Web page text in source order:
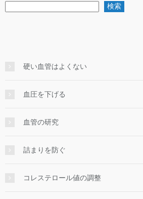
検索
硬い血管はよくない
血圧を下げる
血管の研究
詰まりを防ぐ
コレステロール値の調整